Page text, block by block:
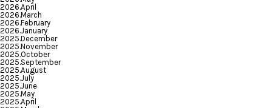
2026.April
2026.March
2026.February
2026.January
2025.December
2025.November
2025.October
2025.September
2025.August
2025.July
2025.June
2025.May
2025.April